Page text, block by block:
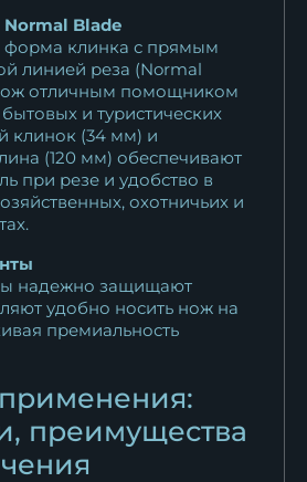
388 ₽
Blade
форма клинка с прямым
линией реза (Normal
отличным помощником
и туристических
клинок (34 мм) и
(120 мм) обеспечивают
при резе и удобство в
охотничьих и
надежно защищают
удобно носить нож на
премиальность
преимущества